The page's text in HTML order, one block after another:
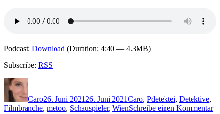
Podcast: Download (Duration: 4:40 — 4.3MB)
Subscribe: RSS
Autor
Caro26. Juni 2021 26. Juni 2021Caro, Pdetektei, Detektive,
Filmbranche, metoo, Schauspieler, WienSchreibe einen Kommentarzu